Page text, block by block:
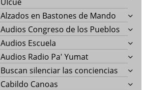
Alzados en Bastones de Mando
Audios Congreso de los Pueblos
Audios Escuela
Audios Radio Pa' Yumat
Buscan silenciar las conciencias
Cabildo Canoas